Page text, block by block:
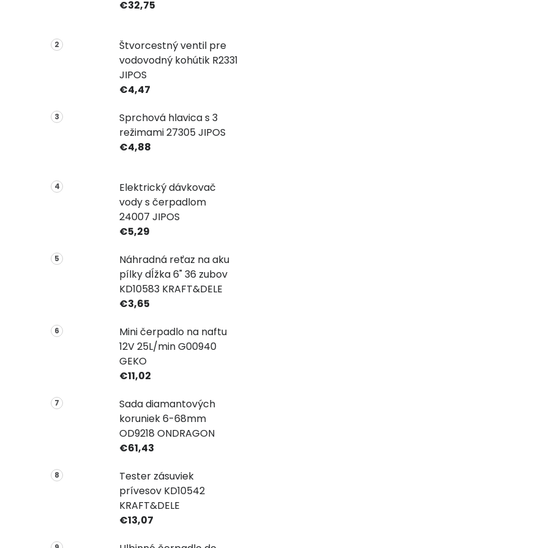
€32,75
Štvorcestný ventil pre
vodovodný kohútik R2331
JIPOS
€4,47
Sprchová hlavica s 3
režimami 27305 JIPOS
€4,88
Elektrický dávkovač
vody s čerpadlom
24007 JIPOS
€5,29
Náhradná reťaz na aku
pílky dĺžka 6" 36 zubov
KD10583 KRAFT&DELE
€3,65
Mini čerpadlo na naftu
12V 25L/min G00940
GEKO
€11,02
Sada diamantových
koruniek 6-68mm
OD9218 ONDRAGON
€61,43
Tester zásuviek
prívesov KD10542
KRAFT&DELE
€13,07